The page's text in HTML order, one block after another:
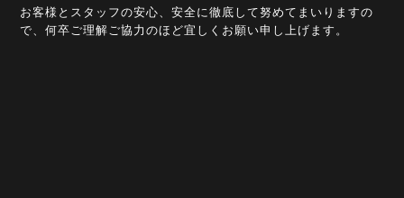
お客様とスタッフの安心、安全に徹底して努めてまいりますの
で、何卒ご理解ご協力のほど宜しくお願い申し上げます。